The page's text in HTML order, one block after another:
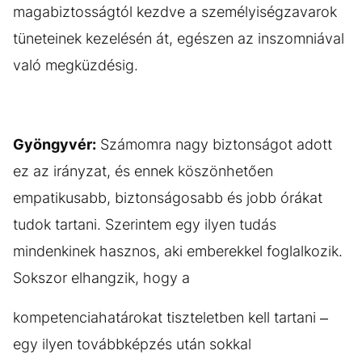
magabiztosságtól kezdve a személyiségzavarok
tüneteinek kezelésén át, egészen az inszomniával
való megküzdésig.
Gyöngyvér: Számomra nagy biztonságot adott
ez az irányzat, és ennek köszönhetően
empatikusabb, biztonságosabb és jobb órákat
tudok tartani. Szerintem egy ilyen tudás
mindenkinek hasznos, aki emberekkel foglalkozik.
Sokszor elhangzik, hogy a
kompetenciahatárokat tiszteletben kell tartani –
egy ilyen továbbképzés után sokkal